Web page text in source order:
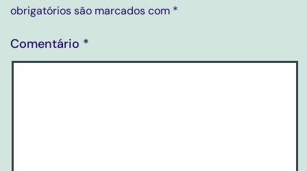
obrigatórios são marcados com *
Comentário *